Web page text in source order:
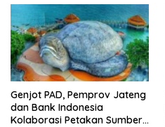
Genjot PAD, Pemprov Jateng
dan Bank Indonesia
Kolaborasi Petakan Sumber